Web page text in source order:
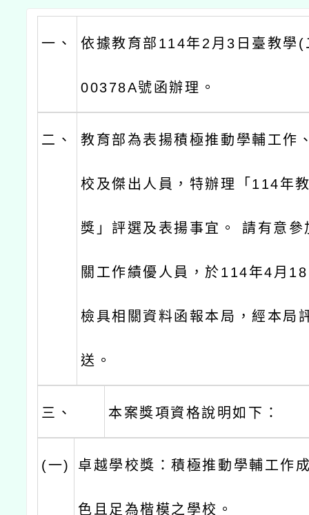
一、 依據教育部114年2月3日臺教學
00378A號函辦理。
二、 教育部為表揚積極推動學輔工作
校及傑出人員，特辦理「114年
獎」評選及表揚事宜。 請有意參
關工作績優人員，於114年4月
檢具相關資料函報本局，經本局
送。
三、 本案獎項資格說明如下：
(一) 卓越學校獎：積極推動學輔工作
色且足為楷模之學校。